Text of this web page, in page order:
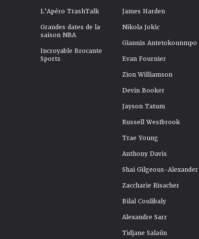
L'Apéro TrashTalk
Grandes dates de la
saison NBA
Incroyable Brocante
Sports
James Harden
Nikola Jokic
Giannis Antetokounmpo
Evan Fournier
Zion Williamson
Devin Booker
Jayson Tatum
Russell Westbrook
Trae Young
Anthony Davis
Shai Gilgeous-Alexander
Zaccharie Risacher
Bilal Coulibaly
Alexandre Sarr
Tidjane Salaün